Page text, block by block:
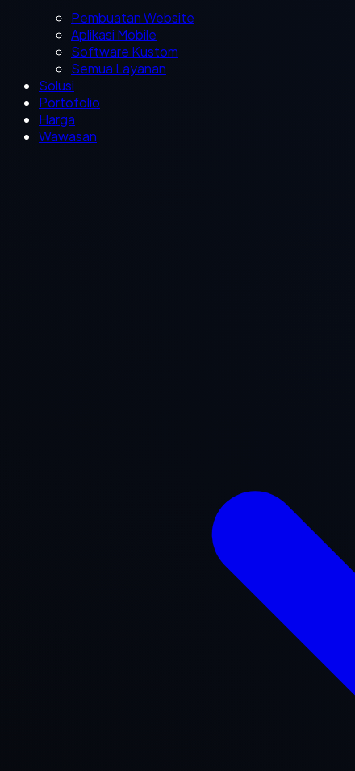
Pembuatan Website
Aplikasi Mobile
Software Kustom
Semua Layanan
Solusi
Portofolio
Harga
Wawasan